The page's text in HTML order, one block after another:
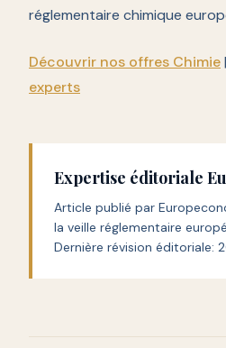
réglementaire chimique
Découvrir nos offres Chimie|
experts
Expertise éditoriale
Article publié par
la veille réglementaire
Dernière révision éditoriale: